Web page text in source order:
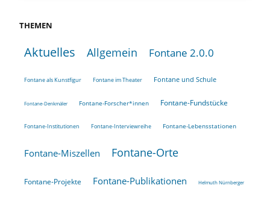
THEMEN
Aktuelles Allgemein Fontane 2.0.0
Fontane als Kunstfigur Fontane im Theater Fontane und Schule
Fontane-Denkmäler Fontane-Forscher*innen Fontane-Fundstücke
Fontane-Institutionen Fontane-Interviewreihe Fontane-Lebensstationen
Fontane-Miszellen Fontane-Orte
Fontane-Projekte Fontane-Publikationen Helmuth Nürnberger